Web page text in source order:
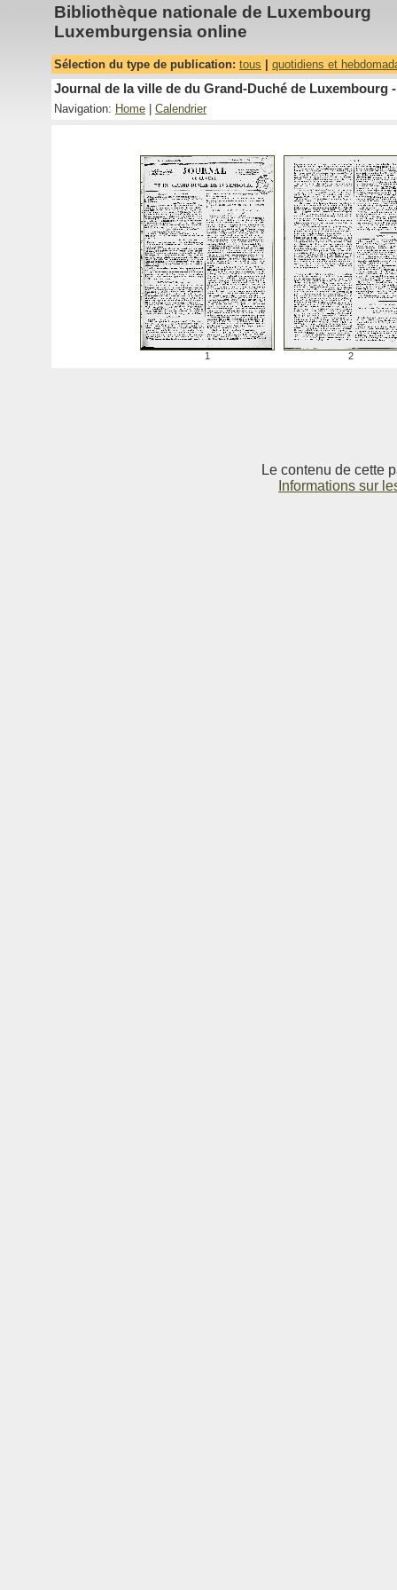
Bibliothèque nationale de Luxembourg
Luxemburgensia online
Sélection du type de publication: tous quotidiens et
Journal de la ville de du Grand-Duché de Luxembourg -
Navigation: Home Calendrier
1 2
Le contenu de cette
Informations sur